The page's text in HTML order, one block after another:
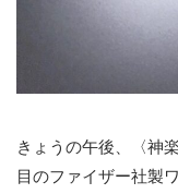
きょうの午後、〈神
目のファイザー社製